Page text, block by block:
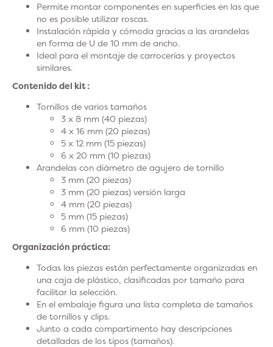
Permite montar componentes en superficies en las que
no es posible utilizar roscas.
Instalación rápida y cómoda gracias a las arandelas
en forma de U de 10 mm de ancho.
Ideal para el montaje de carrocerías y proyectos
similares.
Contenido del kit :
Tornillos de varios tamaños
3 x 8 mm (40 piezas)
4 x 16 mm (20 piezas)
5 x 12 mm (15 piezas)
6 x 20 mm (10 piezas)
Arandelas con diámetro de agujero de tornillo
3 mm (20 piezas)
3 mm (20 piezas) versión larga
4 mm (20 piezas)
5 mm (15 piezas)
6 mm (10 piezas)
Organización práctica:
Todas las piezas están perfectamente organizadas en
una caja de plástico, clasificadas por tamaño para
facilitar la selección.
En el embalaje figura una lista completa de tamaños
de tornillos y clips.
Junto a cada compartimento hay descripciones
detalladas de los tipos (tamaños).